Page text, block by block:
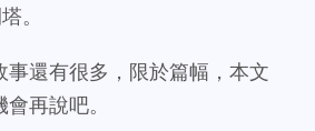
。
事還有很多，限於篇幅，本文
再說吧。